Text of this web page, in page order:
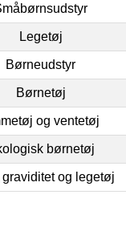
Legetøj
Børneudstyr
Børnetøj
og ventetøj
børnetøj
graviditet og legetøj